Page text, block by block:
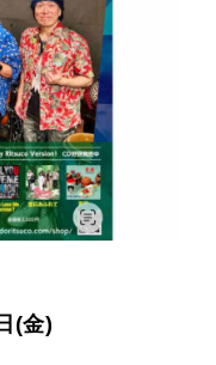
(金)